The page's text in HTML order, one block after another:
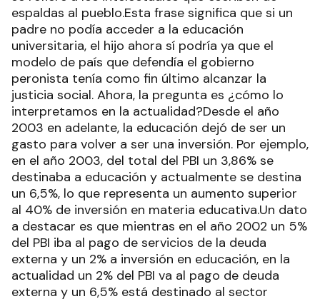
espaldas al pueblo.Esta frase significa que si un
padre no podía acceder a la educación
universitaria, el hijo ahora sí podría ya que el
modelo de país que defendía el gobierno
peronista tenía como fin último alcanzar la
justicia social. Ahora, la pregunta es ¿cómo lo
interpretamos en la actualidad?Desde el año
2003 en adelante, la educación dejó de ser un
gasto para volver a ser una inversión. Por ejemplo,
en el año 2003, del total del PBI un 3,86% se
destinaba a educación y actualmente se destina
un 6,5%, lo que representa un aumento superior
al 40% de inversión en materia educativa.Un dato
a destacar es que mientras en el año 2002 un 5%
del PBI iba al pago de servicios de la deuda
externa y un 2% a inversión en educación, en la
actualidad un 2% del PBI va al pago de deuda
externa y un 6,5% está destinado al sector